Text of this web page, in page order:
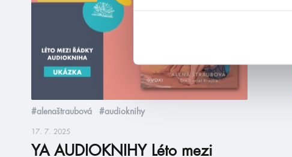
#alenaštraubová #audioknihy
17. 7. 2025
YA AUDIOKNIHY Léto mezi